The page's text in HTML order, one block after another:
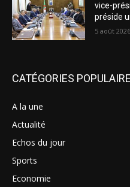
vice-
préside
5 août 2026
CATÉGORIES POPULAIRE
A la une
Actualité
Echos du jour
Sports
Economie